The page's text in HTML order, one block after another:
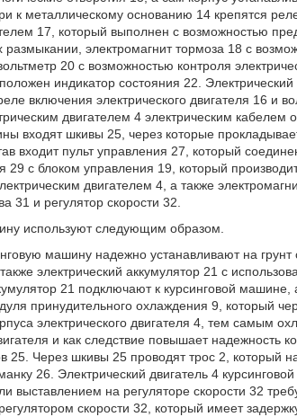
к металлическому основанию 14 крепятся
17, который выполнен с возможностью
размыкании, электромагнит тормоза 18 с
20 с возможностью контроля
индикатор состояния 22.
включения электрического двигателя 16 и
двигателем 4 электрическим кабелем
входят шкивы 25, через которые
входит пульт управления 27, который
29 с блоком управления 19, который
двигателем 4, а также
31 и регулятор скорости 32.
используют следующим образом.
машину надежно устанавливают на
электрический аккумулятор 21 с
21 подключают к курсинговой машине,
принудительного охлаждения 9, который
электрического двигателя 4, тем самым
и как следствие повышает надежность
Через шкивы 25 проводят трос 2, который
26. Электрический двигатель 4
выставлением на регуляторе скорости 32
скорости 32, который имеет